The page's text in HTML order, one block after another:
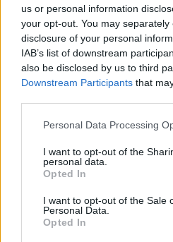
us or personal information
your opt-out. You may
disclosure of your personal
IAB’s list of downstream
also be disclosed by us to third
Downstream Participants that
Please note that this website/app
not limited to your visit or usage
grant or deny consent to Google
use your data for below specified
consent section.
Personal Data Processing
I want to opt-out of the
personal data.
Opted In
I want to opt-out of the Sale
Personal Data.
Opted In